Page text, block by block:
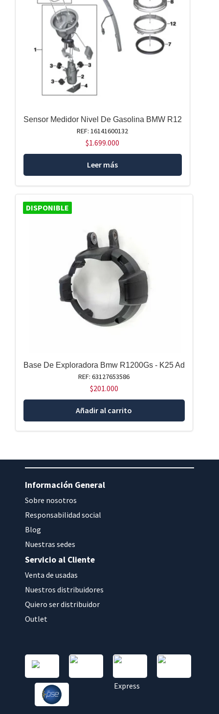
Sensor Medidor Nivel De Gasolina BMW R12
REF: 16141600132
$1.699.000
Leer más
DISPONIBLE
Base De Exploradora Bmw R1200Gs - K25 Ad
REF: 63127653586
$201.000
Añadir al carrito
Información General
Sobre nosotros
Responsabilidad social
Blog
Nuestras sedes
Servicio al Cliente
Venta de usadas
Nuestros distribuidores
Quiero ser distribuidor
Outlet